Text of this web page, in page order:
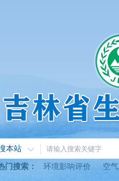
本站
门搜索： 环境影响评价 空